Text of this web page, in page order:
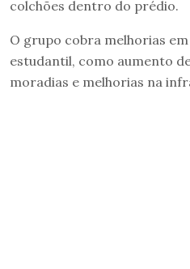
colchões dentro do prédio.
O grupo cobra melhorias
estudantil, como aumento
moradias e melhorias na